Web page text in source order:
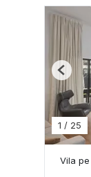
1 / 25
Vila